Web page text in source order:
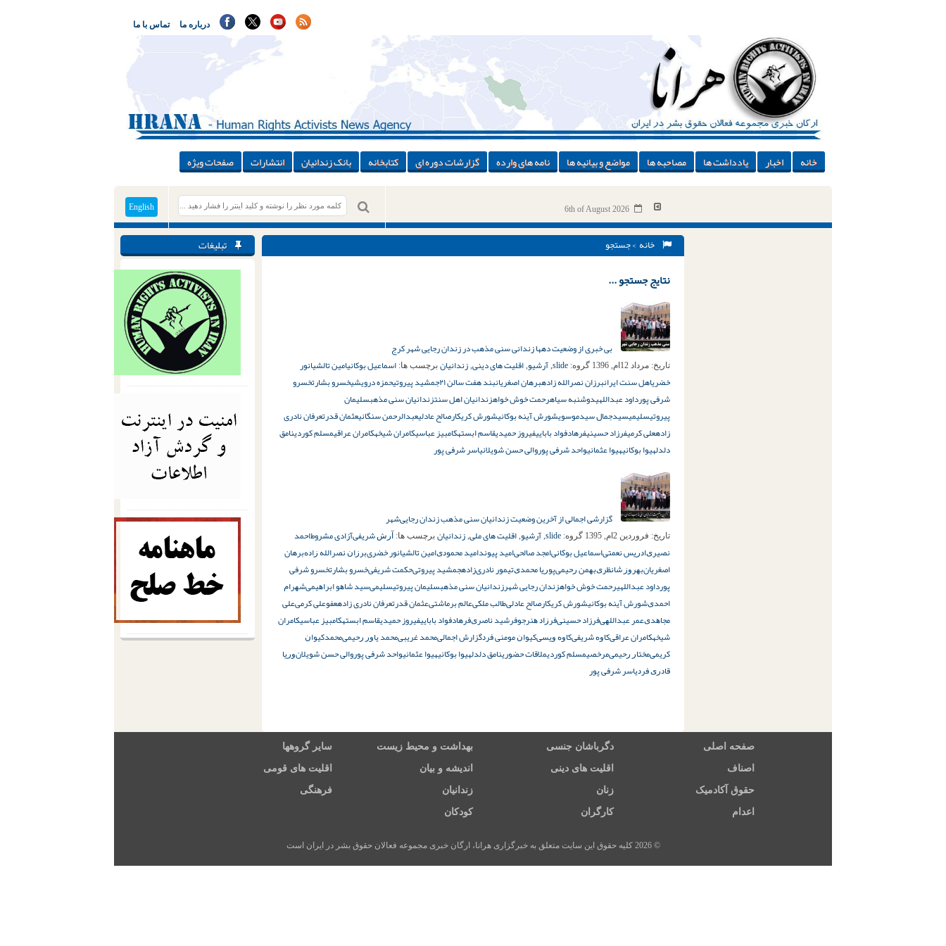
تماس با ما درباره ما
خانه اخبار یادداشت ها مصاحبه ها مواضع و بیانیه ها نامه های وارده گزارشات دوره ای کتابخانه بانک زندانیان انتشارات صفحات ویژه
English 6th of August 2026
تبلیغات خانه > جستجو
نتایج جستجو ...
بی خبری از وضعیت دهها زندانی سنی مذهب در زندان رجایی شهر کرج
تاریخ: مرداد 12ام, 1396 گروه: slide
, آرشیو, اقلیت های دینی, زندانیان برچسب ها: اسماعیل بوکانیامین تالشیانور
خضریاهل سنت ایرانبرزان نصرالله زادهبرهان اصغریانبند هفت سالن ۲۱ جمشید پیروتیحمزه درویشیخسرو بشارتخسرو
شرفی پورداود عبداللهیدوشنبه سیاهرحمت خوش خواهزندانیان اهل سنتزندانیان سنی مذهبسلیمان
پیروتیسلیمیسیدجمال سیدموسویشورش آینه بوکانیشورش کریکارصالح عادلیعبدالرحمن سنگانیعثمان قدرتعرفان نادری
زادهعلی کرمیفرزاد حسینیفرهادفواد باباییفیروز حمیدیقاسم ابستهکامبیز عباسیکامران شیخهکامران عراقیمسلم کوردینامق
دلدلهیوا بوکانیهیوا عثمانیواحد شرفی پوروالی حسن شویلانیاسر شرفی پور
گزارشی اجمالی از آخرین وضعیت زندانیان سنی‌ مذهب زندان رجایی‌شهر
تاریخ: فروردین 2ام, 1395 گروه: slide
, آرشیو, اقلیت های ملی, زندانیان برچسب ها: ﺁﺭﺵ ﺷﺮﯾﻔﯽآزادی مشروطﺍﺣﻤﺪ
ﻧﺼﯿﺮﯼﺍﺩﺭﯾﺲ ﻧﻌﻤﺘﯽاسماعیل بوکانیﺍﻣﺠﺪ ﺻﺎﻟﺤﯽﺍﻣﯿﺪ ﭘﯿﻮﻧﺪﺍﻣﯿﺪ ﻣﺤﻤﻮﺩﯼامین تالشیانور خضریﺑﺮﺯﺍﻥ ﻧﺼﺮﺍﻟﻠﻪ ﺯﺍﺩﻩبرهان
اصغریانﺑﻬﺮﻭﺯ ﺷﺎﻧﻈﺮﯼﺑﻬﻤﻦ ﺭﺣﯿﻤﯽﭘﻮﺭﯾﺎ ﻣﺤﻤﺪﯼتیمور نادری‌زادهجمشید پیروتیﺣﮑﻤﺖ ﺷﺮﯾﻔﯽخسرو بشارتخسرو شرفی
پورداود عبداللهیرحمت خوش خواهزندان رجایی شهرزندانیان سنی مذهبسلیمان پیروتیسلیمیﺳﯿﺪ ﺷﺎﻫﻮ ﺍﺑﺮﺍﻫﯿﻤﯽﺷﻬﺮﺍﻡ
ﺍﺣﻤﺪﯼشورش آینه بوکانیشورش کریکارصالح عادلیﻃﺎﻟﺐ ﻣﻠﮑﯽﻋﺎﻟﻢ ﺑﺮﻣﺎﺷﺘﯽعثمان قدرتعرفان نادری زادهعفوعلی کرمیﻋﻠﯽ
ﻣﺠﺎﻫﺪﯼﻋﻤﺮ ﻋﺒﺪﺍﻟﻠﻬﯽفرزاد حسینیﻓﺮﺯﺍﺩ ﻫﻨﺮﺟﻮﻓﺮﺷﯿﺪ ﻧﺎﺻﺮﯼفرهادفواد باباییفیروز حمیدیقاسم ابستهکامبیز عباسیکامران
شیخهکامران عراقیﮐﺎﻭﻩ ﺷﺮﯾﻔﯽﮐﺎﻭﻩ ﻭﯾﺴﯽﮐﯿﻮﺍﻥ ﻣﻮﻣﻨﯽ ﻓﺮﺩگزارش اجمالیﻣﺤﻤﺪ ﻏﺮﯾﺒﯽﻣﺤﻤﺪ ﯾﺎﻭﺭ ﺭﺣﯿﻤﯽﻣﺤﻤﺪﮐﯿﻮﺍﻥ
ﮐﺮﯾﻤﯽﻣﺨﺘﺎﺭ ﺭﺣﯿﻤﯽمرخصیمسلم کوردیملاقات حضورینامق دلدلهیوا بوکانیهیوا عثمانیواحد شرفی پوروالی حسن شویلانﻭﺭﯾﺎ
ﻗﺎﺩﺭﯼ ﻓﺮﺩیاسر شرفی پور
صفحه اصلی دگرباشان جنسی بهداشت و محیط زیست سایر گروهها
اصناف اقلیت های دینی اندیشه و بیان اقلیت های قومی
حقوق آکادمیک زنان زندانیان فرهنگی
اعدام کارگران کودکان
© 2026 کلیه حقوق این سایت متعلق به خبرگزاری هرانا، ارگان خبری مجموعه فعالان حقوق بشر در ایران است